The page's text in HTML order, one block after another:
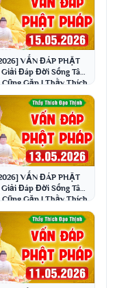
VẤN ĐÁP PHẬT
Đáp Đời Sống Tâm
Gặp | Thầy Thích
VẤN ĐÁP PHẬT
Giải Đáp Đời Sống Tâm
Gặp | Thầy Thích